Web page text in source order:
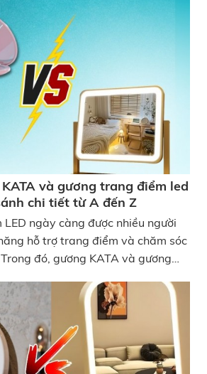
chính xác hơn mà còn tạo cảm
nhiên, giữa vô vàn cửa hàng và
không phải ai cũng biết mua
đèn LED ở đâu tại TP. Hồ Chí
bền và ánh sáng chuẩn. Trong
tôi sẽ tổng hợp Top 6 địa chỉ
có đèn LED tại TP. Hồ Chí Minh
tin tưởng lựa chọn. Nên mua
bàn ở đâu TP. Hồ Chí Minh
và gương trang điểm led
chi tiết từ A đến Z
ngày càng được nhiều người
hỗ trợ trang điểm và chăm sóc
đó, gương KATA và gương
thị trường hiện nay. Vậy hai loại
ở những điểm nào? Trong bài
Tech sẽ cùng bạn so sánh gương
điểm LED Hàn Quốc, giúp bạn
phẩm phù hợp với nhu cầu sử